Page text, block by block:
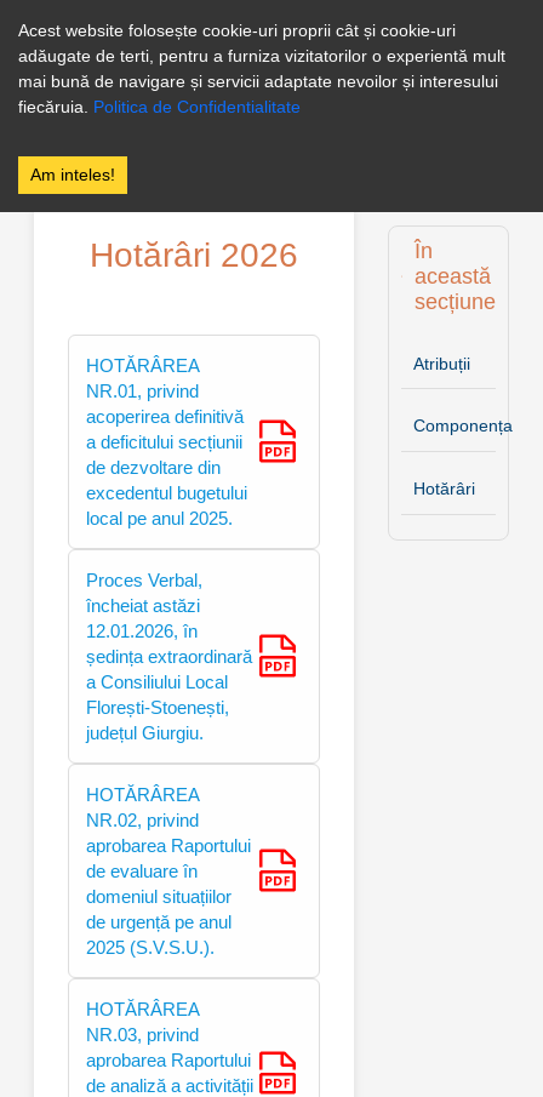
PRIMĂRIA
FLOREȘTI
Hotărâri 2026
HOTĂRÂREA
NR.01, privind
acoperirea definitivă
a deficitului secțiunii
de dezvoltare din
excedentul bugetului
local pe anul 2025.
Proces Verbal,
încheiat astăzi
12.01.2026, în
ședința extraordinară
a Consiliului Local
Florești-Stoenești,
județul Giurgiu.
HOTĂRÂREA
NR.02, privind
aprobarea Raportului
de evaluare în
domeniul situațiilor
de urgență pe anul
2025 (S.V.S.U.).
HOTĂRÂREA
NR.03, privind
aprobarea Raportului
de analiză a activității
În
această
secțiune
Atribuții
Componența
Hotărâri
Acest website folosește cookie-uri proprii cât și cookie-uri
adăugate de terti, pentru a furniza vizitatorilor o experientă mult
mai bună de navigare și servicii adaptate nevoilor și interesului
fiecăruia.
Politica de Confidentialitate
Am inteles!